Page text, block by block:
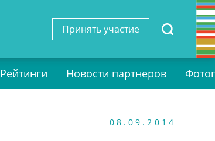
Принять участие
Рейтинги Новости партнеров
08.09.2014